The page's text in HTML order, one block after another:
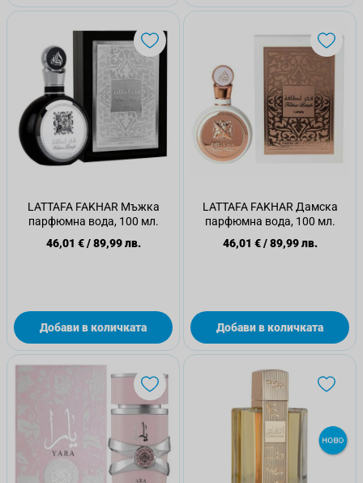
LATTAFA FAKHAR Мъжка
парфюмна вода, 100 мл.
46,01 €/89,99 лв.
Добави в количката
LATTAFA FAKHAR Дамска
парфюмна вода, 100 мл.
46,01 €/89,99 лв.
Добави в количката